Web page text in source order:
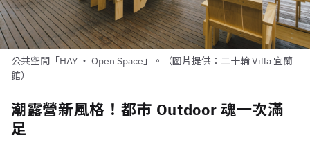
公共空間「HAY ‧ Open Space」。（圖片提供：二十輪 Villa 宜蘭
館）
潮露營新風格！都市 Outdoor 魂一次滿
足